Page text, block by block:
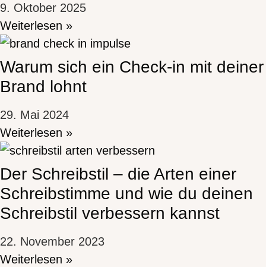
9. Oktober 2025
Weiterlesen »
Warum sich ein Check-in mit deiner
Brand lohnt
29. Mai 2024
Weiterlesen »
Der Schreibstil – die Arten einer
Schreibstimme und wie du deinen
Schreibstil verbessern kannst
22. November 2023
Weiterlesen »